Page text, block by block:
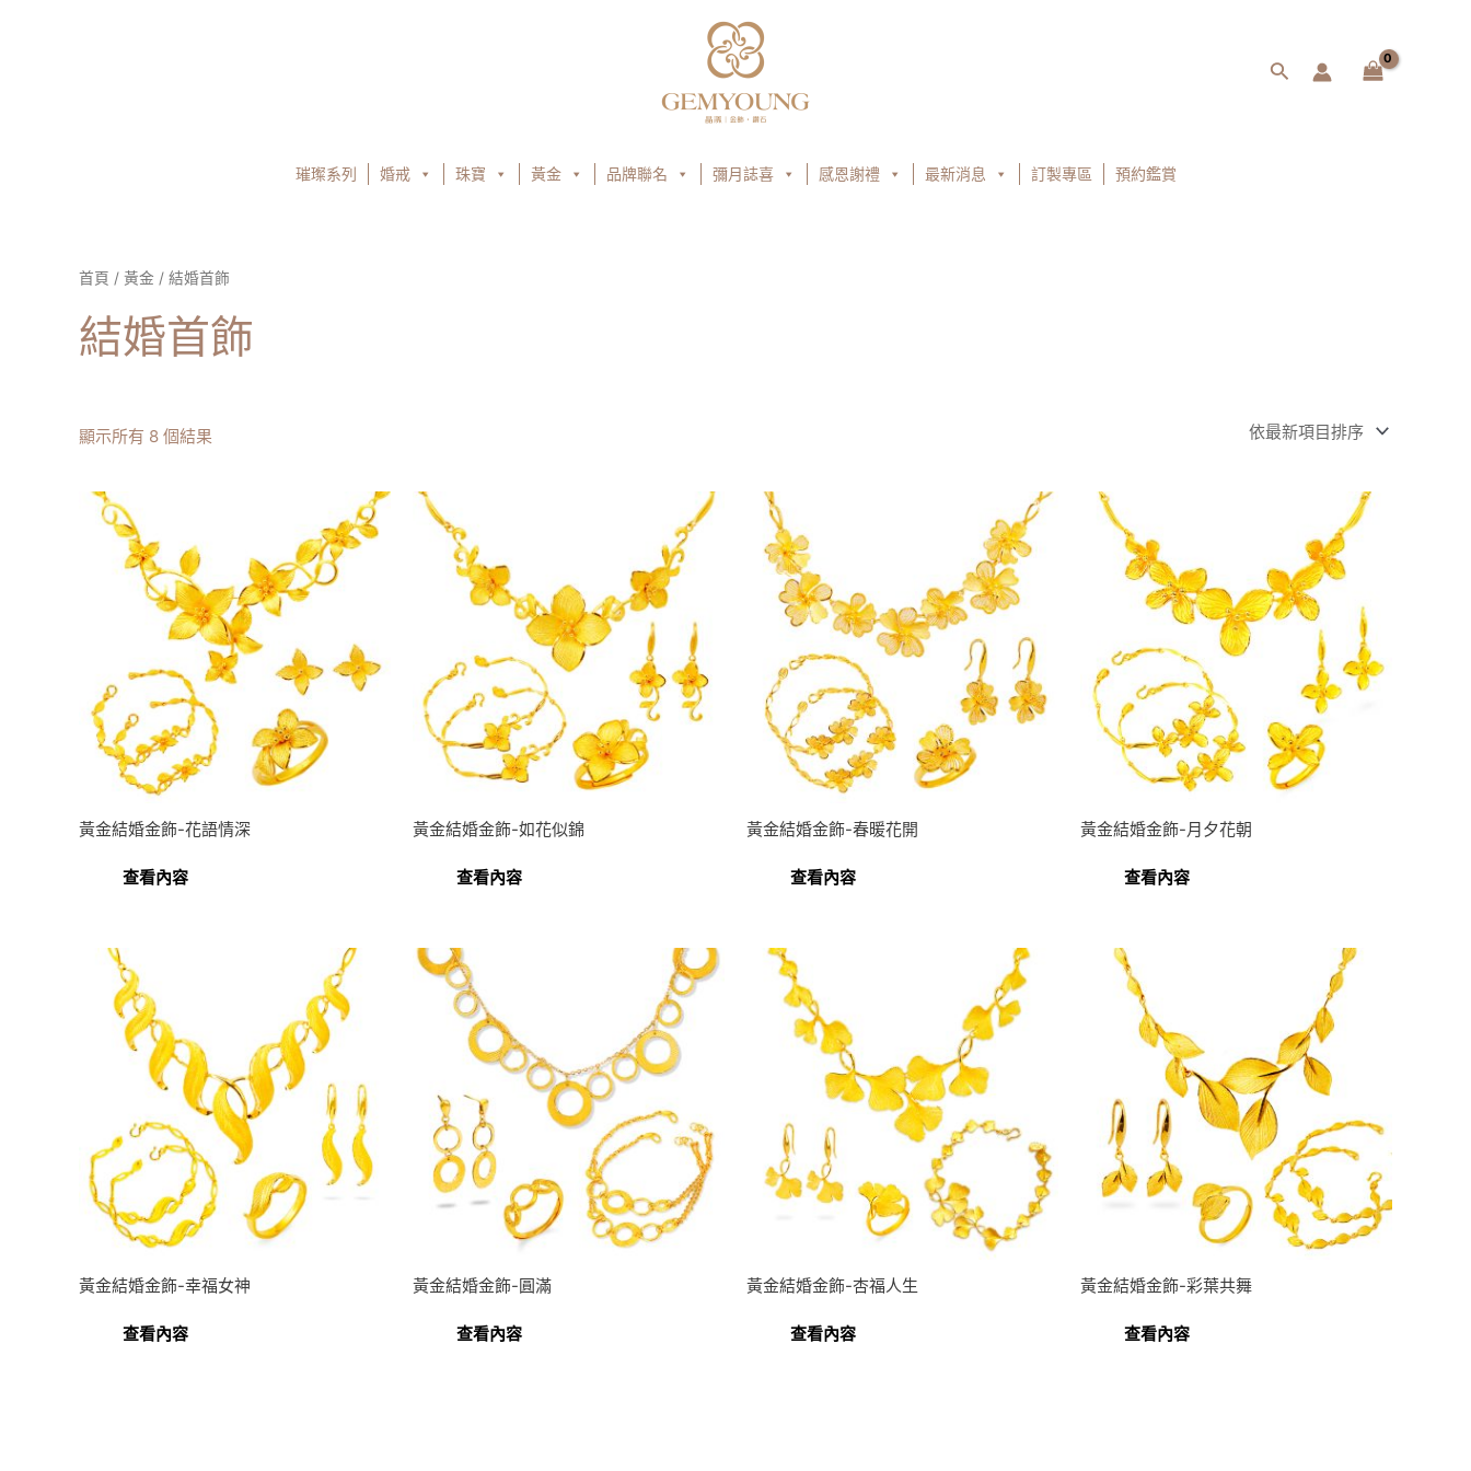
搜
璀璨系列 婚戒 珠寶 黃金 品牌聯名 彌月誌喜 感恩謝禮 最新消息 訂製專區 預約鑑賞
首頁 / 黃金 / 結婚首飾
結婚首飾
顯示所有 8 個結果
黃金結婚金飾-花語情深
查看內容
黃金結婚金飾-如花似錦
查看內容
黃金結婚金飾-春暖花開
查看內容
黃金結婚金飾-月夕花朝
查看內容
黃金結婚金飾-幸福女神
查看內容
黃金結婚金飾-圓滿
查看內容
黃金結婚金飾-杏福人生
查看內容
黃金結婚金飾-彩葉共舞
查看內容